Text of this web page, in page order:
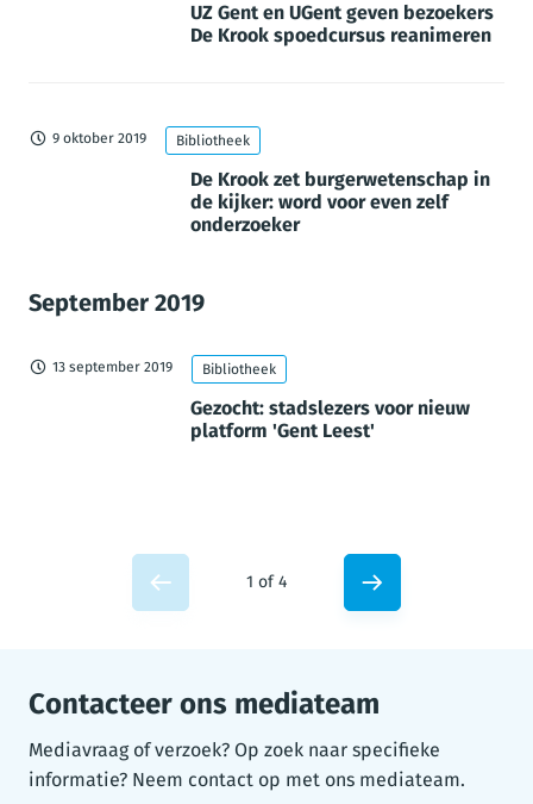
UZ Gent en UGent geven bezoekers
De Krook spoedcursus reanimeren
9 oktober 2019 Bibliotheek
De Krook zet burgerwetenschap in
de kijker: word voor even zelf
onderzoeker
September 2019
13 september 2019 Bibliotheek
Gezocht: stadslezers voor nieuw
platform 'Gent Leest'
1 of 4
Contacteer ons mediateam
Mediavraag of verzoek? Op zoek naar specifieke
informatie? Neem contact op met ons mediateam.